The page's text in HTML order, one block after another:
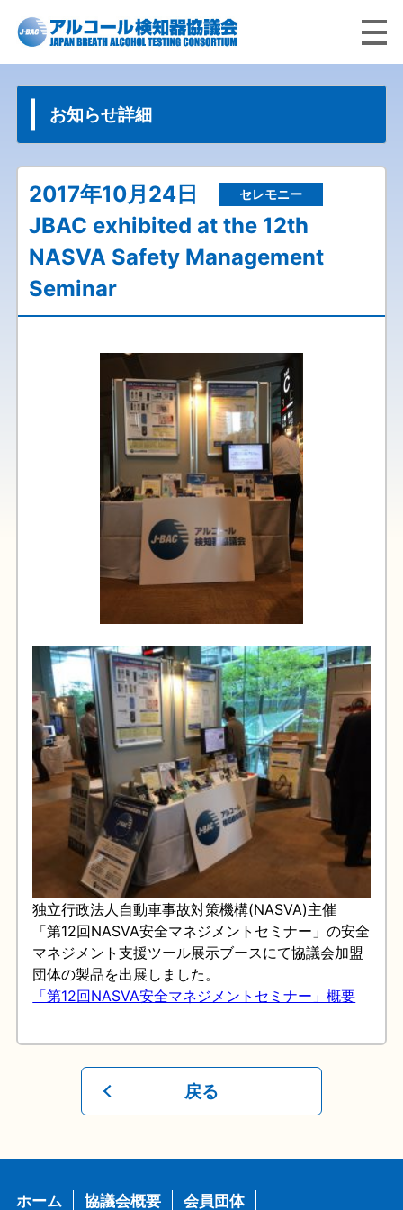
お知らせ詳細
2017年10月24日 セレモニー
JBAC exhibited at the 12th
NASVA Safety Management
Seminar
独立行政法人自動車事故対策機構(NASVA)主催
「第12回NASVA安全マネジメントセミナー」の安全
マネジメント支援ツール展示ブースにて協議会加盟
団体の製品を出展しました。
「第12回NASVA安全マネジメントセミナー」概要
戻る
ホーム 協議会概要 会員団体